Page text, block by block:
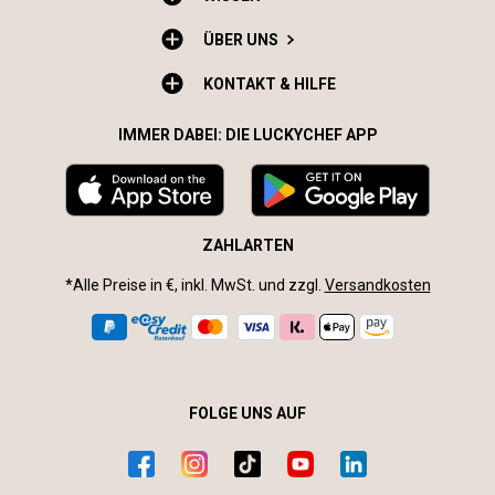
ÜBER UNS
KONTAKT & HILFE
IMMER DABEI: DIE LUCKYCHEF APP
ZAHLARTEN
*Alle Preise in €, inkl. MwSt. und zzgl. Versandkosten
FOLGE UNS AUF